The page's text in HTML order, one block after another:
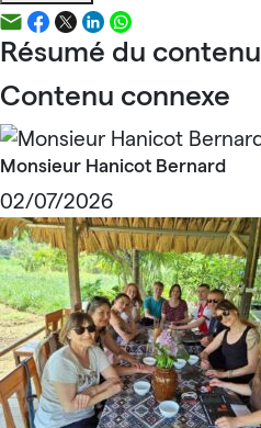
Résumé du contenu
Contenu connexe
Monsieur Hanicot Bernard
02/07/2026